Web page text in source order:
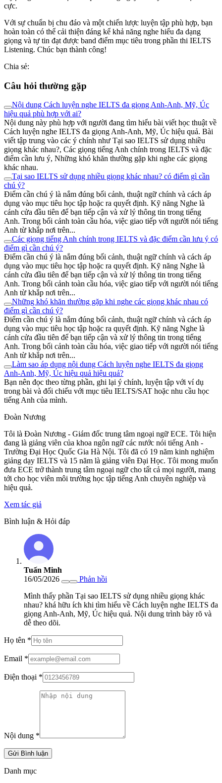
cực.
Với sự chuẩn bị chu đáo và một chiến lược luyện tập phù hợp, bạn
hoàn toàn có thể cải thiện đáng kể khả năng nghe hiểu đa dạng
giọng và tự tin đạt được band điểm mục tiêu trong phần thi IELTS
Listening. Chúc bạn thành công!
Chia sẻ:
Câu hỏi thường gặp
Nội dung Cách luyện nghe IELTS đa giọng Anh-Anh, Mỹ, Úc
hiệu quả phù hợp với ai?
Nội dung này phù hợp với người đang tìm hiểu bài viết học thuật về
Cách luyện nghe IELTS đa giọng Anh-Anh, Mỹ, Úc hiệu quả. Bài
viết tập trung vào các ý chính như Tại sao IELTS sử dụng nhiều
giọng khác nhau?, Các giọng tiếng Anh chính trong IELTS và đặc
điểm cần lưu ý, Những khó khăn thường gặp khi nghe các giọng
khác nhau.
Tại sao IELTS sử dụng nhiều giọng khác nhau? có điểm gì cần
chú ý?
Điểm cần chú ý là nắm đúng bối cảnh, thuật ngữ chính và cách áp
dụng vào mục tiêu học tập hoặc ra quyết định. Kỹ năng Nghe là
cánh cửa đầu tiên để bạn tiếp cận và xử lý thông tin trong tiếng
Anh. Trong bối cảnh toàn cầu hóa, việc giao tiếp với người nói tiếng
Anh từ khắp nơi trên...
Các giọng tiếng Anh chính trong IELTS và đặc điểm cần lưu ý có
điểm gì cần chú ý?
Điểm cần chú ý là nắm đúng bối cảnh, thuật ngữ chính và cách áp
dụng vào mục tiêu học tập hoặc ra quyết định. Kỹ năng Nghe là
cánh cửa đầu tiên để bạn tiếp cận và xử lý thông tin trong tiếng
Anh. Trong bối cảnh toàn cầu hóa, việc giao tiếp với người nói tiếng
Anh từ khắp nơi trên...
Những khó khăn thường gặp khi nghe các giọng khác nhau có
điểm gì cần chú ý?
Điểm cần chú ý là nắm đúng bối cảnh, thuật ngữ chính và cách áp
dụng vào mục tiêu học tập hoặc ra quyết định. Kỹ năng Nghe là
cánh cửa đầu tiên để bạn tiếp cận và xử lý thông tin trong tiếng
Anh. Trong bối cảnh toàn cầu hóa, việc giao tiếp với người nói tiếng
Anh từ khắp nơi trên...
Làm sao áp dụng nội dung Cách luyện nghe IELTS đa giọng
Anh-Anh, Mỹ, Úc hiệu quả hiệu quả?
Bạn nên đọc theo từng phần, ghi lại ý chính, luyện tập với ví dụ
trong bài và đối chiếu với mục tiêu IELTS/SAT hoặc nhu cầu học
tiếng Anh của mình.
Đoàn Nương
Tôi là Đoàn Nương - Giám đốc trung tâm ngoại ngữ ECE. Tôi hiện
đang là giảng viên của khoa ngôn ngữ các nước nói tiếng Anh -
Trường Đại Học Quốc Gia Hà Nội. Tôi đã có 19 năm kinh nghiệm
giảng dạy IELTS và 15 năm là giảng viên Đại Học. Tôi mong muốn
đưa ECE trở thành trung tâm ngoại ngữ cho tất cả mọi người, mang
tới cho học viên môi trường học tập tiếng Anh chuyên nghiệp và
hiệu quả.
Xem tác giả
Bình luận & Hỏi đáp
Tuấn Minh
16/05/2026
Phản hồi
Mình thấy phần Tại sao IELTS sử dụng nhiều giọng khác
nhau? khá hữu ích khi tìm hiểu về Cách luyện nghe IELTS đa
giọng Anh-Anh, Mỹ, Úc hiệu quả. Nội dung trình bày rõ và
dễ theo dõi.
Họ tên *
Email *
Điện thoại *
Nội dung *
Gửi Bình luận
Danh mục